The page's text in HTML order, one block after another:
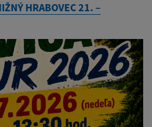
HRABOVEC 21. –